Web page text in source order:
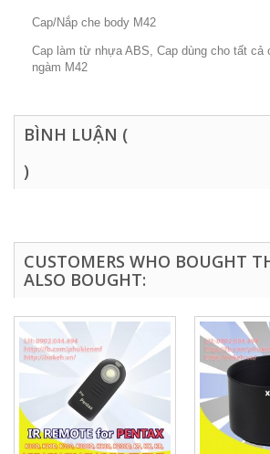
Cap/Nắp che body M42
Cap làm từ nhựa ABS, Cap dùng cho tất cả
ngàm M42
BÌNH LUẬN (
)
CUSTOMERS WHO BOUGHT
ALSO BOUGHT: